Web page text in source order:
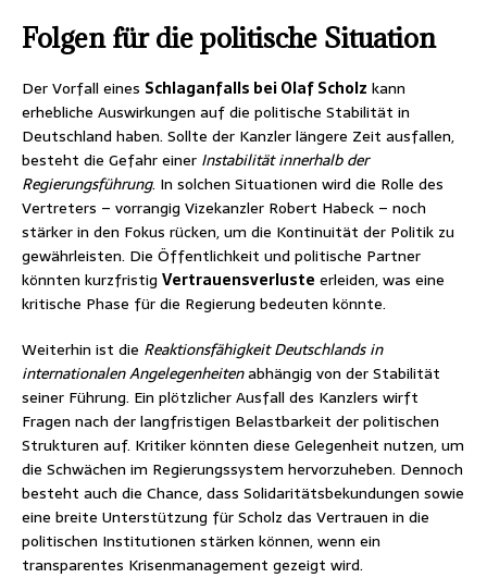
Folgen für die politische Situation
Der Vorfall eines Schlaganfalls bei Olaf Scholz kann
erhebliche Auswirkungen auf die politische Stabilität in
Deutschland haben. Sollte der Kanzler längere Zeit ausfallen,
besteht die Gefahr einer Instabilität innerhalb der
Regierungsführung. In solchen Situationen wird die Rolle des
Vertreters – vorrangig Vizekanzler Robert Habeck – noch
stärker in den Fokus rücken, um die Kontinuität der Politik zu
gewährleisten. Die Öffentlichkeit und politische Partner
könnten kurzfristig Vertrauensverluste erleiden, was eine
kritische Phase für die Regierung bedeuten könnte.
Weiterhin ist die Reaktionsfähigkeit Deutschlands in
internationalen Angelegenheitenabhängig von der Stabilität
seiner Führung. Ein plötzlicher Ausfall des Kanzlers wirft
Fragen nach der langfristigen Belastbarkeit der politischen
Strukturen auf. Kritiker könnten diese Gelegenheit nutzen, um
die Schwächen im Regierungssystem hervorzuheben. Dennoch
besteht auch die Chance, dass Solidaritätsbekundungen sowie
eine breite Unterstützung für Scholz das Vertrauen in die
politischen Institutionen stärken können, wenn ein
transparentes Krisenmanagement gezeigt wird.